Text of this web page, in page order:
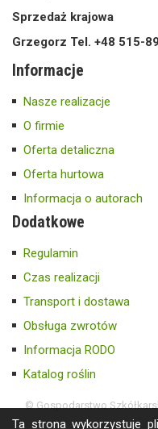
Sprzedaż krajowa
Grzegorz Tel. +48 515-
Informacje
Nasze realizacje
O firmie
Oferta detaliczna
Oferta hurtowa
Informacja o autorach
Dodatkowe
Regulamin
Czas realizacji
Transport i dostawa
Obsługa zwrotów
Informacja RODO
Katalog roślin
© Gospodarstwo
Ta strona wykorzystuje